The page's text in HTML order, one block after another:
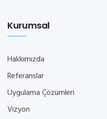
Kurumsal
Hakkımızda
Referanslar
Uygulama Çözümleri
Vizyon